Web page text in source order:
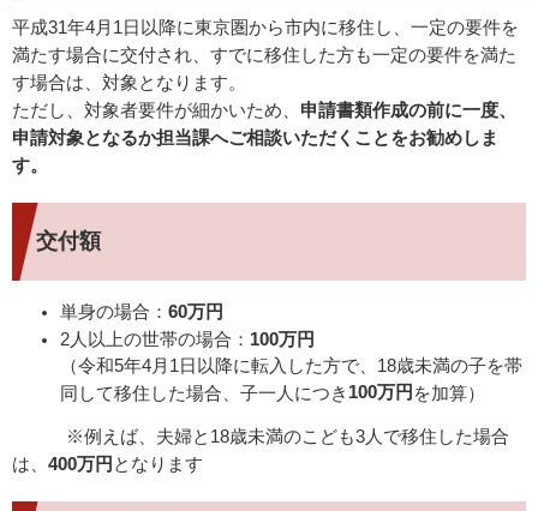
平成31年4月1日以降に東京圏から市内に移住し、一定の要件を
満たす場合に交付され、すでに移住した方も一定の要件を満た
す場合は、対象となります。
ただし、対象者要件が細かいため、 申請書類作成の前に一度、
申請対象となるか担当課へご相談いただくことをお勧めしま
す。
交付額
単身の場合： 60万円
2人以上の世帯の場合： 100万円
（令和5年4月1日以降に転入した方で、18歳未満の子を帯
同して移住した場合、子一人につき 100万円 を加算）
※例えば、夫婦と18歳未満のこども3人で移住した場合
は、 400万円 となります